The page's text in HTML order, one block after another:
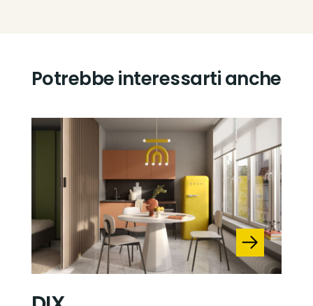
Potrebbe interessarti anche